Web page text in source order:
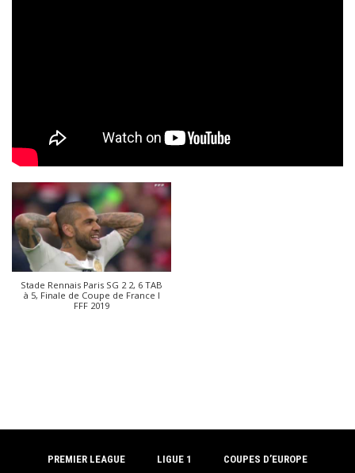
Stade Rennais Paris SG 2 2, 6 TAB
à 5, Finale de Coupe de France I
FFF 2019
PREMIER LEAGUE LIGUE 1 COUPES D’EUROPE